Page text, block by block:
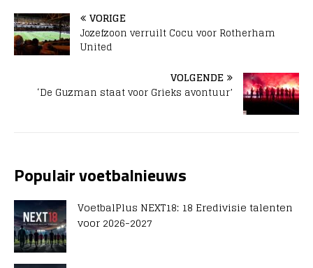
VORIGE
Jozefzoon verruilt Cocu voor Rotherham
United
VOLGENDE
‘De Guzman staat voor Grieks avontuur’
Populair voetbalnieuws
VoetbalPlus NEXT18: 18 Eredivisie talenten
voor 2026-2027